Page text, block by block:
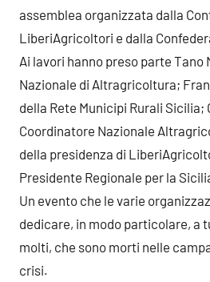
assemblea organizzata dalla
LiberiAgricoltori e dalla
Ai lavori hanno preso parte Tano
Nazionale di Altragricoltura;
della Rete Municipi Rurali Sicilia;
Coordinatore Nazionale
della presidenza di
Presidente Regionale per la
Un evento che le varie
dedicare, in modo particolare, a
molti, che sono morti nelle
crisi.